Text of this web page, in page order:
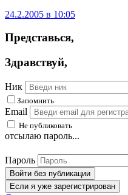
24.2.2005 в 10:05
Представься,
Здравствуй,
Ник
Запомнить
Email
Не публиковать
отсылаю пароль...
Пароль
Войти без публикации
Если я уже зарегистрирован